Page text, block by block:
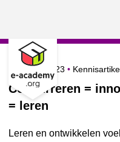
Concurreren =
= leren
Gepubliceerd op
30 maart 2023
Leren en ontwikkelen